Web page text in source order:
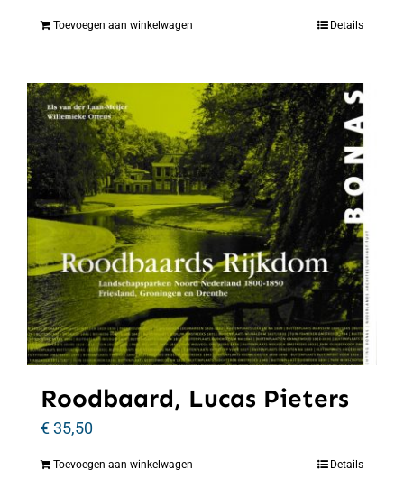
Toevoegen aan winkelwagen Details
Roodbaard, Lucas Pieters
€35,50
Toevoegen aan winkelwagen Details